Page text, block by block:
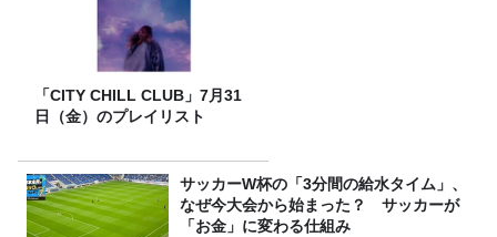
「CITY CHILL CLUB」7月31
日（金）のプレイリスト
サッカーW杯の「3分間の給水タイム」、
なぜ今大会から始まった？ サッカーが
「お金」に変わる仕組み